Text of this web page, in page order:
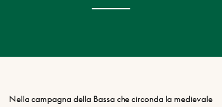
Nella campagna della Bassa che circonda la medievale